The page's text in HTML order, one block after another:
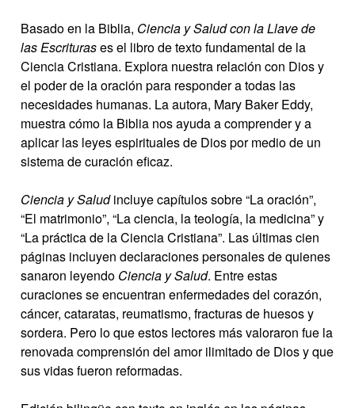
Basado en la Biblia, Ciencia y Salud con la Llave de
las Escriturases el libro de texto fundamental de la
Ciencia Cristiana. Explora nuestra relación con Dios y
el poder de la oración para responder a todas las
necesidades humanas. La autora, Mary Baker Eddy,
muestra cómo la Biblia nos ayuda a comprender y a
aplicar las leyes espirituales de Dios por medio de un
sistema de curación eficaz.
Ciencia y Saludincluye capítulos sobre “La oración”,
“El matrimonio”, “La ciencia, la teología, la medicina” y
“La práctica de la Ciencia Cristiana”. Las últimas cien
páginas incluyen declaraciones personales de quienes
sanaron leyendo Ciencia y Salud. Entre estas
curaciones se encuentran enfermedades del corazón,
cáncer, cataratas, reumatismo, fracturas de huesos y
sordera. Pero lo que estos lectores más valoraron fue la
renovada comprensión del amor ilimitado de Dios y que
sus vidas fueron reformadas.